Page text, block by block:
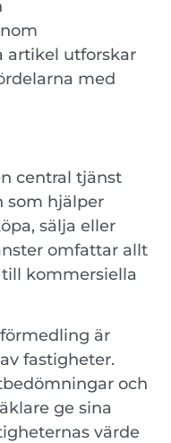
artikel utforskar
med
central tjänst
som hjälper
sälja eller
omfattar allt
kommersiella
är
fastigheter.
och
ge sina
värde